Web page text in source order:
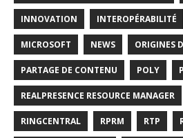
INNOVATION INTEROPÉRABILITÉ
MICROSOFT NEWS ORIGINES
PARTAGE DE CONTENU POLY
REALPRESENCE RESOURCE MANAGER
RINGCENTRAL RPRM RTP